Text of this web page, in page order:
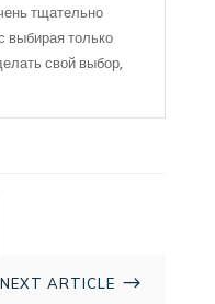
тщательно
выбирая только
свой выбор,
NEXT ARTICLE $